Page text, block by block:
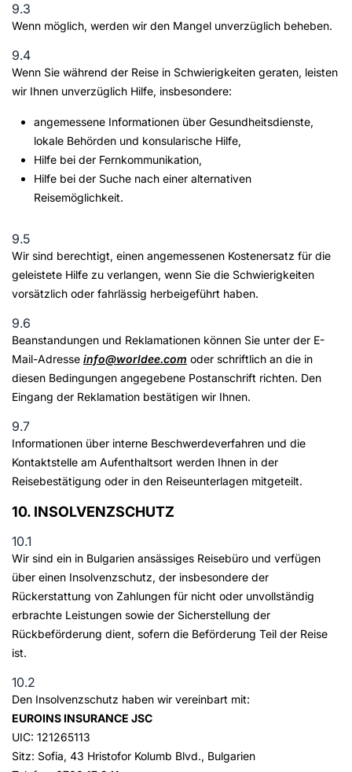
9.3
Wenn möglich, werden wir den Mangel unverzüglich beheben.
9.4
Wenn Sie während der Reise in Schwierigkeiten geraten, leisten
wir Ihnen unverzüglich Hilfe, insbesondere:
angemessene Informationen über Gesundheitsdienste,
lokale Behörden und konsularische Hilfe,
Hilfe bei der Fernkommunikation,
Hilfe bei der Suche nach einer alternativen
Reisemöglichkeit.
9.5
Wir sind berechtigt, einen angemessenen Kostenersatz für die
geleistete Hilfe zu verlangen, wenn Sie die Schwierigkeiten
vorsätzlich oder fahrlässig herbeigeführt haben.
9.6
Beanstandungen und Reklamationen können Sie unter der E-
Mail-Adresse info@worldee.com oder schriftlich an die in
diesen Bedingungen angegebene Postanschrift richten. Den
Eingang der Reklamation bestätigen wir Ihnen.
9.7
Informationen über interne Beschwerdeverfahren und die
Kontaktstelle am Aufenthaltsort werden Ihnen in der
Reisebestätigung oder in den Reiseunterlagen mitgeteilt.
10. INSOLVENZSCHUTZ
10.1
Wir sind ein in Bulgarien ansässiges Reisebüro und verfügen
über einen Insolvenzschutz, der insbesondere der
Rückerstattung von Zahlungen für nicht oder unvollständig
erbrachte Leistungen sowie der Sicherstellung der
Rückbeförderung dient, sofern die Beförderung Teil der Reise
ist.
10.2
Den Insolvenzschutz haben wir vereinbart mit:
EUROINS INSURANCE JSC
UIC: 121265113
Sitz: Sofia, 43 Hristofor Kolumb Blvd., Bulgarien